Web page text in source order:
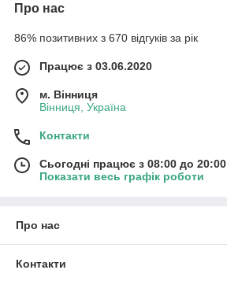
Про нас
86% позитивних з 670 відгуків за рік
Працює з 03.06.2020
м. Вінниця
Вінниця, Україна
Контакти
Сьогодні працює з 08:00 до 20:00
Показати весь графік роботи
Про нас
Контакти